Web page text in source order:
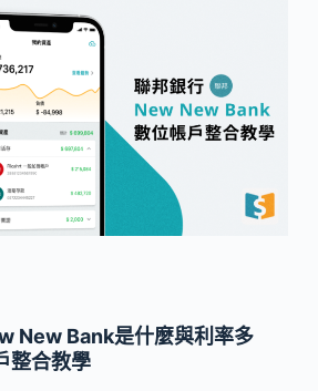
New Bank是什麼與利率多
整合教學